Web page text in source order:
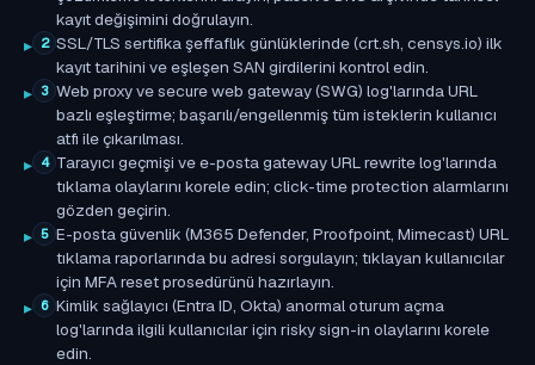
kayıt değişimini doğrulayın.
2 SSL/TLS sertifika şeffaflık günlüklerinde (crt.sh, censys.io) ilk
kayıt tarihini ve eşleşen SAN girdilerini kontrol edin.
3 Web proxy ve secure web gateway (SWG) log'larında URL
bazlı eşleştirme; başarılı/engellenmiş tüm isteklerin kullanıcı
atfı ile çıkarılması.
4 Tarayıcı geçmişi ve e-posta gateway URL rewrite log'larında
tıklama olaylarını korele edin; click-time protection alarmlarını
gözden geçirin.
5 E-posta güvenlik (M365 Defender, Proofpoint, Mimecast) URL
tıklama raporlarında bu adresi sorgulayın; tıklayan kullanıcılar
için MFA reset prosedürünü hazırlayın.
6 Kimlik sağlayıcı (Entra ID, Okta) anormal oturum açma
log'larında ilgili kullanıcılar için risky sign-in olaylarını korele
edin.